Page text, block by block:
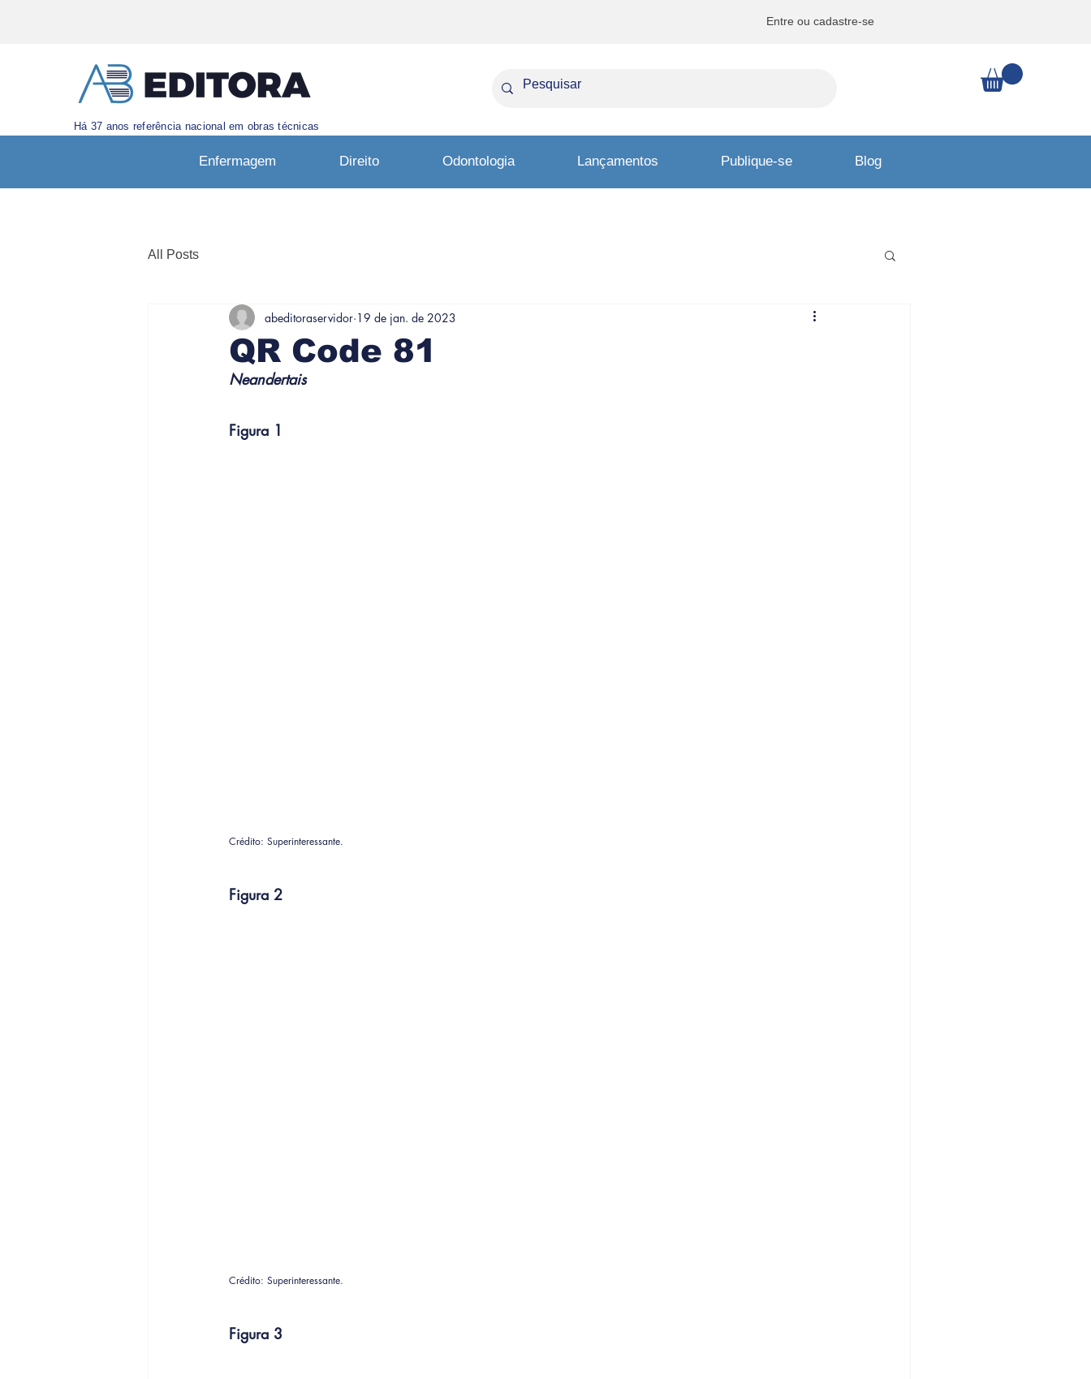
Entre ou cadastre-se
Há 37 anos referência nacional em obras técnicas
Enfermagem Direito Odontologia Lançamentos Publique-se Blog
All Posts
QR Code 81
abeditoraservidor 19 de jan. de 2023
Neandertais
Figura 1
Crédito: Superinteressante.
Figura 2
Crédito: Superinteressante.
Figura 3